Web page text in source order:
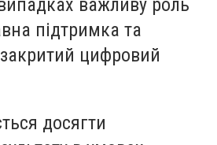
важливу роль
підтримка та
цифровий
досягти